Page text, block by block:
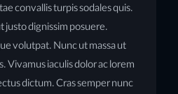
convallis turpis sodales quis.
dignissim posuere.
volutpat. Nunc ut massa ut
Vivamus iaculis dolor ac lorem
dictum. Cras semper nunc